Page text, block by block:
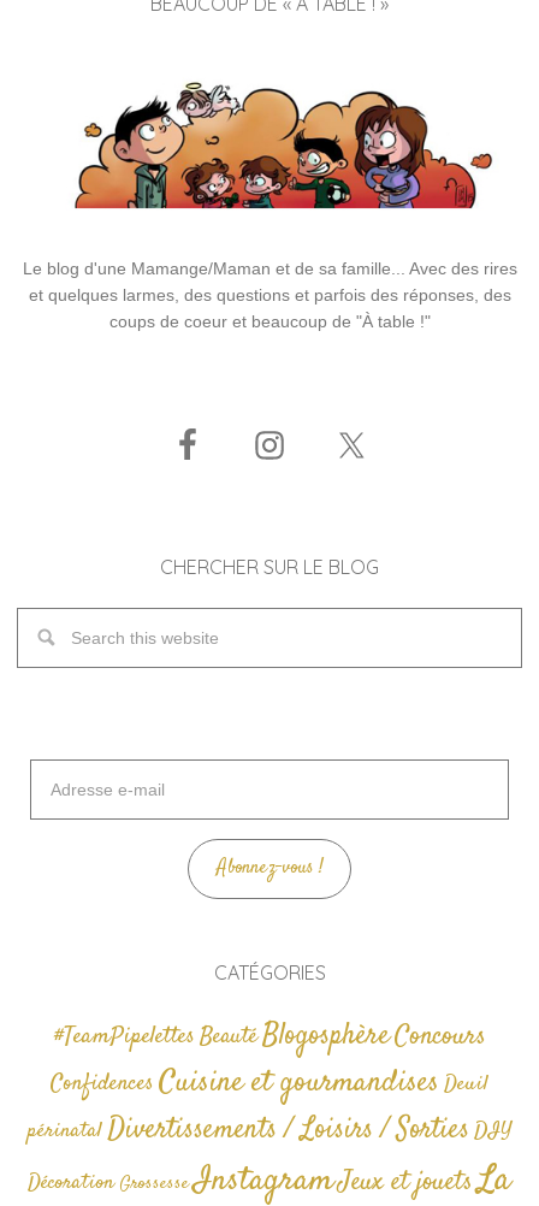
Le blog d'une Mamange/Maman et de sa famille... Avec des rires
et quelques larmes, des questions et parfois des réponses, des
coups de coeur et beaucoup de "À table !"
CHERCHER SUR LE BLOG
mail
Abonnez-vous !
CATÉGORIES
#TeamPipelettesBeautéBlogosphèreConcours
Confidences Cuisine et gourmandises Deuil
périnatalDivertissements / Loisirs / SortiesDIY
Décoration GrossesseInstagramJeux et jouetsLa